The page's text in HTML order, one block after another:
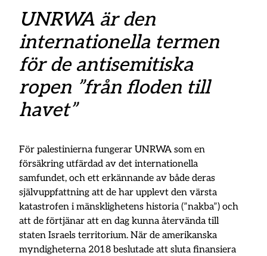
UNRWA är den
internationella termen
för de antisemitiska
ropen ”från floden till
havet”
För palestinierna fungerar UNRWA som en
försäkring utfärdad av det internationella
samfundet, och ett erkännande av både deras
självuppfattning att de har upplevt den värsta
katastrofen i mänsklighetens historia (”nakba”) och
att de förtjänar att en dag kunna återvända till
staten Israels territorium. När de amerikanska
myndigheterna 2018 beslutade att sluta finansiera